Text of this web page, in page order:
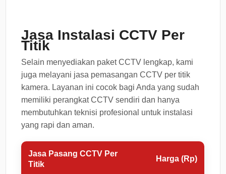
Jasa Instalasi CCTV Per
Titik
Selain menyediakan paket CCTV lengkap, kami
juga melayani jasa pemasangan CCTV per titik
kamera. Layanan ini cocok bagi Anda yang sudah
memiliki perangkat CCTV sendiri dan hanya
membutuhkan teknisi profesional untuk instalasi
yang rapi dan aman.
Jasa Pasang CCTV Per
Titik
Harga (Rp)